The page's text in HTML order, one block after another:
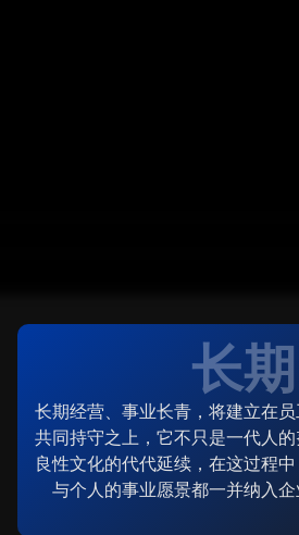
长期
长期经营、事业长青，将建立在
共同持守之上，它不只是一代人
良性文化的代代延续，在这过程
与个人的事业愿景都一并纳入企